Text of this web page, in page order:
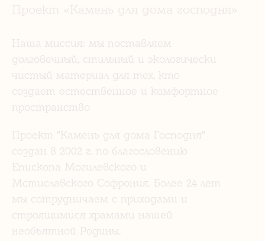
Наша миссия: мы поставляем
долговечный, стильный и экологически
чистый материал для тех, кто
создает естественное и комфортное
пространство
Проект "Камень для дома Господня"
создан в 2002 г. по благословению
Епископа Могилевского и
Мстиславского Софрония. Более 24 лет
мы сотрудничаем с приходами и
строящимися храмами нашей
необъятной Родины.